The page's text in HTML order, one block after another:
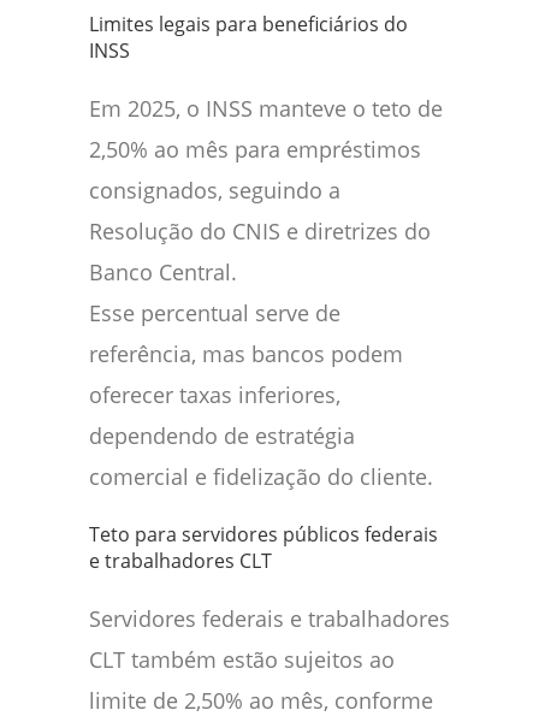
Limites legais para beneficiários do
INSS
Em 2025, o INSS manteve o teto de
2,50% ao mês para empréstimos
consignados, seguindo a
Resolução do CNIS e diretrizes do
Banco Central.
Esse percentual serve de
referência, mas bancos podem
oferecer taxas inferiores,
dependendo de estratégia
comercial e fidelização do cliente.
Teto para servidores públicos federais
e trabalhadores CLT
Servidores federais e trabalhadores
CLT também estão sujeitos ao
limite de 2,50% ao mês, conforme